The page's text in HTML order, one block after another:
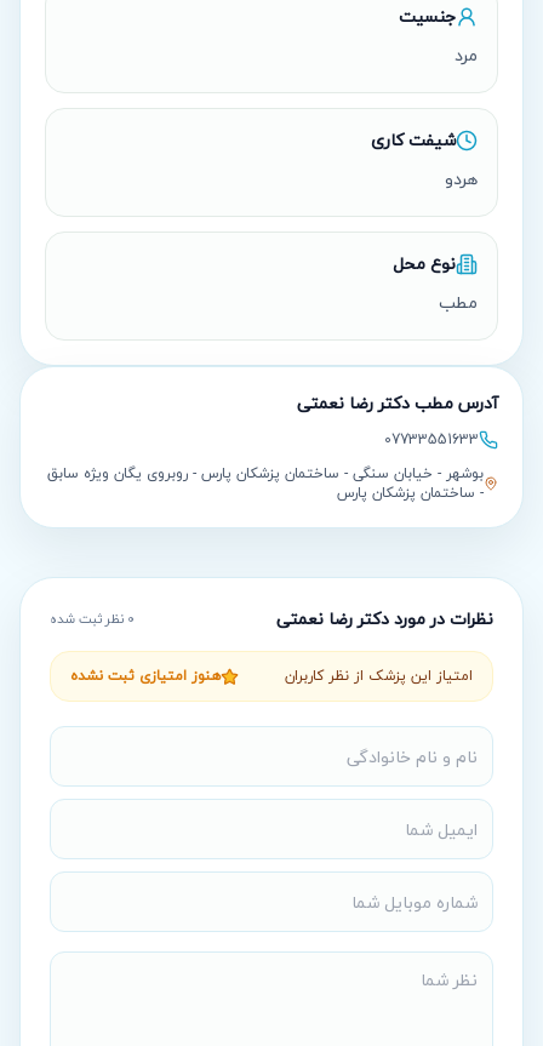
جنسیت
مرد
شیفت کاری
هردو
نوع محل
مطب
آدرس مطبدکتر رضا نعمتی
07733551633
بوشهر - خیابان سنگی - ساختمان پزشکان پارس - روبروی یگان ویژه سابق
- ساختمان پزشکان پارس
نظرات در مورددکتر رضا نعمتی 0 نظر ثبت شده
امتیاز این پزشک از نظر کاربران هنوز امتیازی ثبت نشده